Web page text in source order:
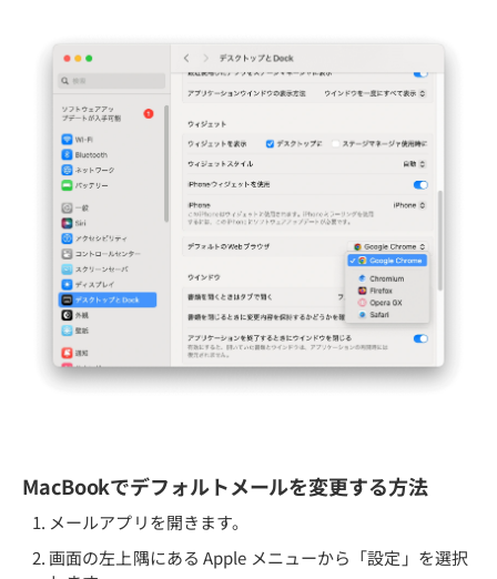
MacBookでデフォルトメールを変更する方法
メールアプリを開きます。
画面の左上隅にある Apple メニューから「設定」を選択